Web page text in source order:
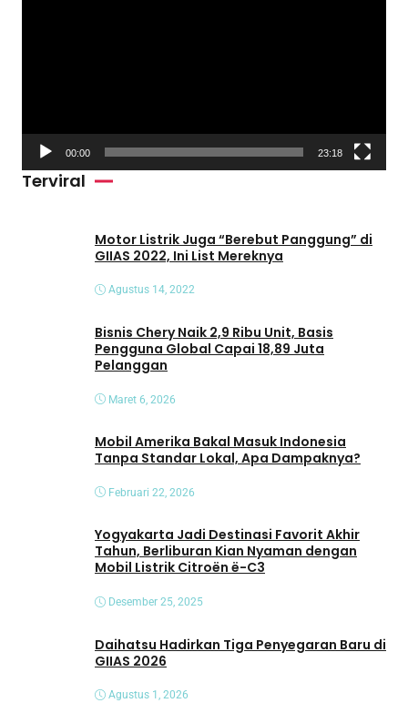
d
00:00 23:18
Terviral
Motor Listrik Juga “Berebut Panggung” di
GIIAS 2022, Ini List Mereknya
Agustus 14, 2022
Bisnis Chery Naik 2,9 Ribu Unit, Basis
Pengguna Global Capai 18,89 Juta
Pelanggan
Maret 6, 2026
Mobil Amerika Bakal Masuk Indonesia
Tanpa Standar Lokal, Apa Dampaknya?
Februari 22, 2026
Yogyakarta Jadi Destinasi Favorit Akhir
Tahun, Berliburan Kian Nyaman dengan
Mobil Listrik Citroën ë-C3
Desember 25, 2025
Daihatsu Hadirkan Tiga Penyegaran Baru di
GIIAS 2026
Agustus 1, 2026